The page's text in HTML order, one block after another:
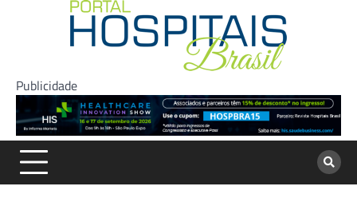
Publicidade